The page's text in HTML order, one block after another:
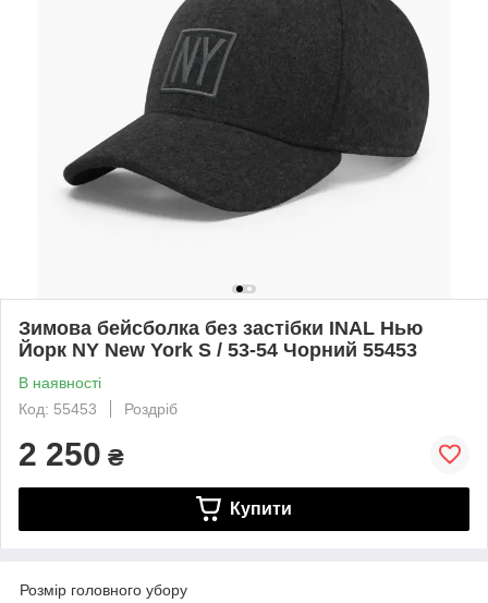
Зимова бейсболка без застібки INAL Нью
Йорк NY New York S / 53-54 Чорний 55453
В наявності
Код: 55453
Роздріб
2 250 ₴
Купити
Розмір головного убору